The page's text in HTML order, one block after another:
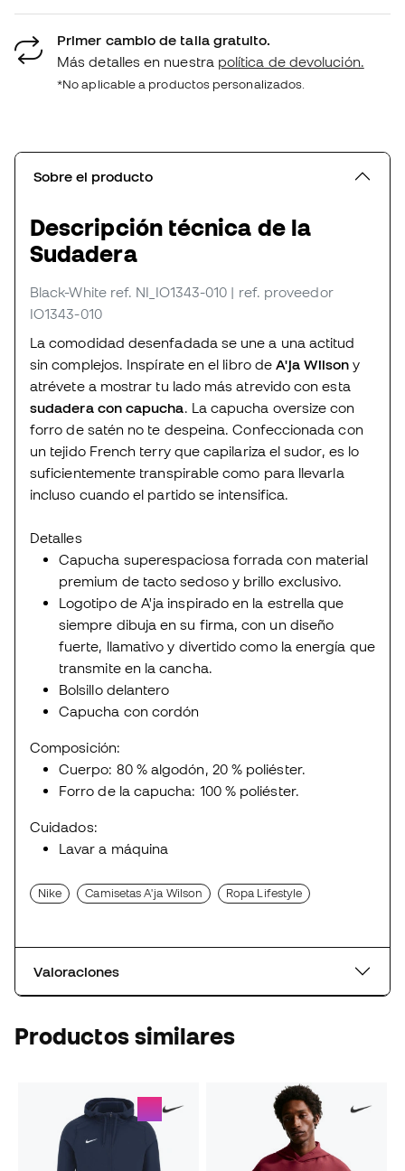
Primer cambio de talla gratuito.
Más detalles en nuestra política de devolución.
*No aplicable a productos personalizados.
Sobre el producto
Descripción técnica de la
Sudadera
Black-White ref. NI_IO1343-010 | ref. proveedor
IO1343-010
La comodidad desenfadada se une a una actitud
sin complejos. Inspírate en el libro de A'ja Wilsony
atrévete a mostrar tu lado más atrevido con esta
sudadera con capucha . La capucha oversize con
forro de satén no te despeina. Confeccionada con
un tejido French terry que capilariza el sudor, es lo
suficientemente transpirable como para llevarla
incluso cuando el partido se intensifica.
Detalles
Capucha superespaciosa forrada con material
premium de tacto sedoso y brillo exclusivo.
Logotipo de A'ja inspirado en la estrella que
siempre dibuja en su firma, con un diseño
fuerte, llamativo y divertido como la energía que
transmite en la cancha.
Bolsillo delantero
Capucha con cordón
Composición:
Cuerpo: 80 % algodón, 20 % poliéster.
Forro de la capucha: 100 % poliéster.
Cuidados:
Lavar a máquina
Nike Camisetas A'ja Wilson Ropa Lifestyle
Valoraciones
Productos similares